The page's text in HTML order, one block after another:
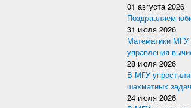
01 августа 2026
Поздравляем
31 июля 2026
Математики МГУ
управления
28 июля 2026
В МГУ упростили
шахматных
24 июля 2026